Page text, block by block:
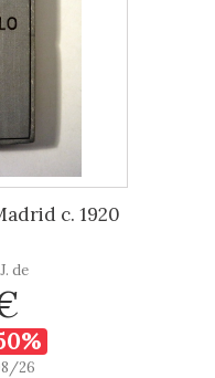
c. 1920
de
26